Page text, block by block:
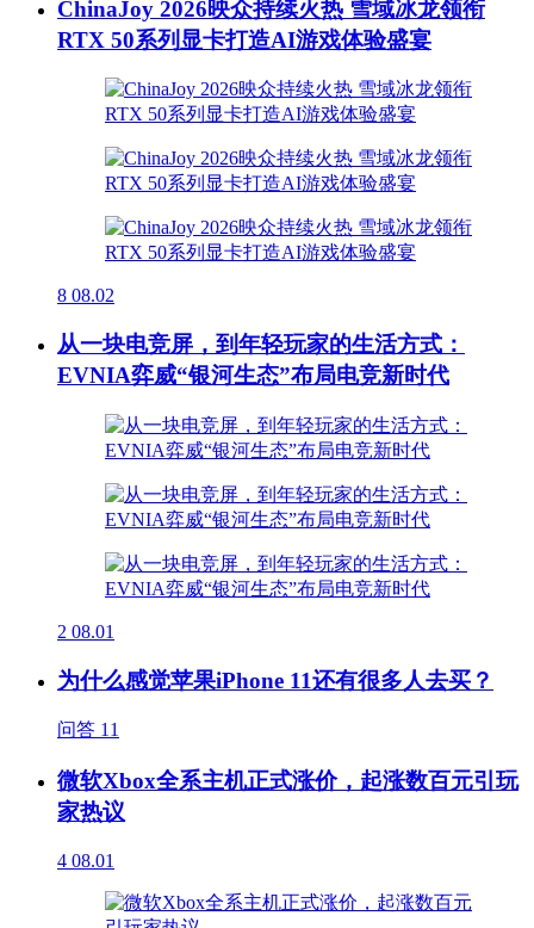
ChinaJoy 2026映众持续火热 雪域冰龙领衔
RTX 50系列显卡打造AI游戏体验盛宴
8 08.02
从一块电竞屏，到年轻玩家的生活方式：
EVNIA弈威“银河生态”布局电竞新时代
2 08.01
为什么感觉苹果iPhone 11还有很多人去买？
问答 11
微软Xbox全系主机正式涨价，起涨数百元引玩
家热议
4 08.01